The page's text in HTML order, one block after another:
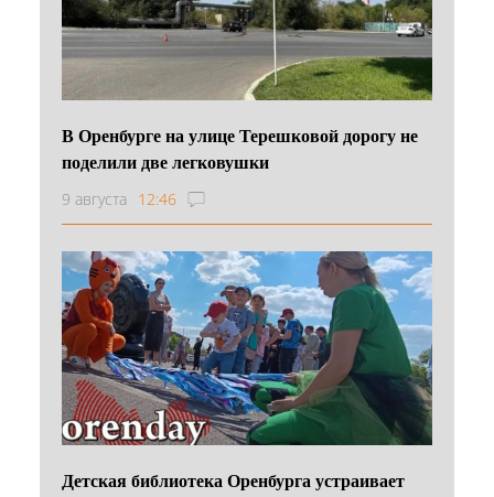
В Оренбурге на улице Терешковой дорогу не
поделили две легковушки
9 августа 12:46
Детская библиотека Оренбурга устраивает